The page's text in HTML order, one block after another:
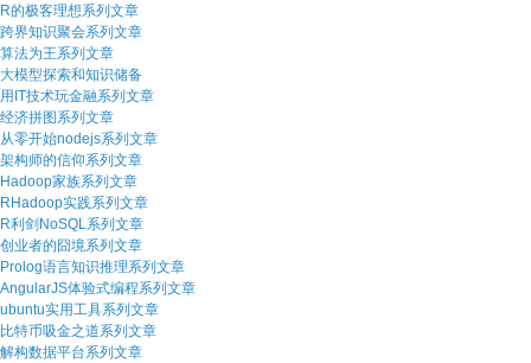
R的极客理想系列文章
跨界知识聚会系列文章
算法为王系列文章
大模型探索和知识储备
用IT技术玩金融系列文章
经济拼图系列文章
从零开始nodejs系列文章
架构师的信仰系列文章
Hadoop家族系列文章
RHadoop实践系列文章
R利剑NoSQL系列文章
创业者的囧境系列文章
Prolog语言知识推理系列文章
AngularJS体验式编程系列文章
ubuntu实用工具系列文章
比特币吸金之道系列文章
解构数据平台系列文章